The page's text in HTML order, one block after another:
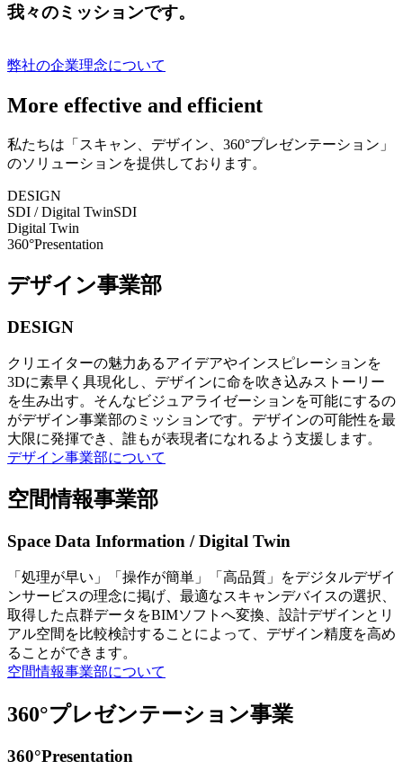
我々のミッションです。
弊社の企業理念について
More effective and efficient
私たちは「スキャン、デザイン、360°プレゼンテーション」
のソリューションを提供しております。
DESIGN
SDI / Digital TwinSDI
Digital Twin
360°Presentation
デザイン事業部
DESIGN
クリエイターの魅力あるアイデアやインスピレーションを
3Dに素早く具現化し、デザインに命を吹き込みストーリー
を生み出す。そんなビジュアライゼーションを可能にするの
がデザイン事業部のミッションです。デザインの可能性を最
大限に発揮でき、誰もが表現者になれるよう支援します。
デザイン事業部について
空間情報事業部
Space Data Information / Digital Twin
「処理が早い」「操作が簡単」「高品質」をデジタルデザイ
ンサービスの理念に掲げ、最適なスキャンデバイスの選択、
取得した点群データをBIMソフトへ変換、設計デザインとリ
アル空間を比較検討することによって、デザイン精度を高め
ることができます。
空間情報事業部について
360°プレゼンテーション事業
360°Presentation